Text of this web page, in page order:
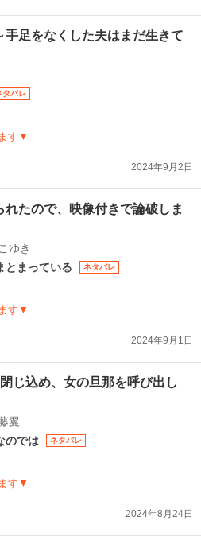
手足をなくした夫はまだ生きて
タバレ
す▼
2024年9月2日
れたので、映像付きで論破しま
ゆき
とまっている
ネタバレ
す▼
2024年9月1日
じ込め、女の旦那を呼び出し
翼
のでは
ネタバレ
す▼
2024年8月24日